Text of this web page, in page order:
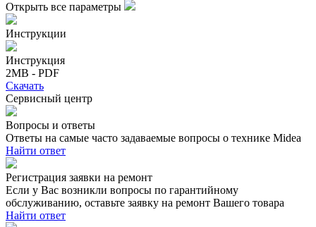
Открыть все параметры
Инструкции
Инструкция
2MB - PDF
Скачать
Сервисный центр
Вопросы и ответы
Ответы на самые часто задаваемые вопросы о технике Midea
Найти ответ
Регистрация заявки на ремонт
Если у Вас возникли вопросы по гарантийному
обслуживанию, оставьте заявку на ремонт Вашего товара
Найти ответ